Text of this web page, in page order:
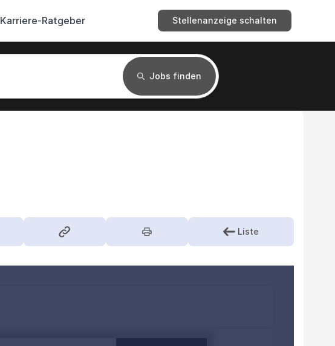
Stellenanzeige schalten
Karriere-Ratgeber
Jobs finden
Liste